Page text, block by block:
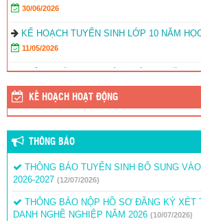
30/06/2026
KẾ HOẠCH TUYỂN SINH LỚP 10 NĂM
11/05/2026
THÔNG BÁO DANH SÁCH LỚP 10 NĂM
GIAN TẬP TRUNG HỌC SINH KHỐI 10.
12/08/2025
KẾ HOẠCH HOẠT ĐỘNG
THÔNG BÁO
THÔNG BÁO TUYỂN SINH BỔ SUNG
2026-2027 (12/07/2026)
THÔNG BÁO NỘP HỒ SƠ ĐĂNG KÝ XÉT
DANH NGHỀ NGHIỆP NĂM 2026 (10/07/2026)